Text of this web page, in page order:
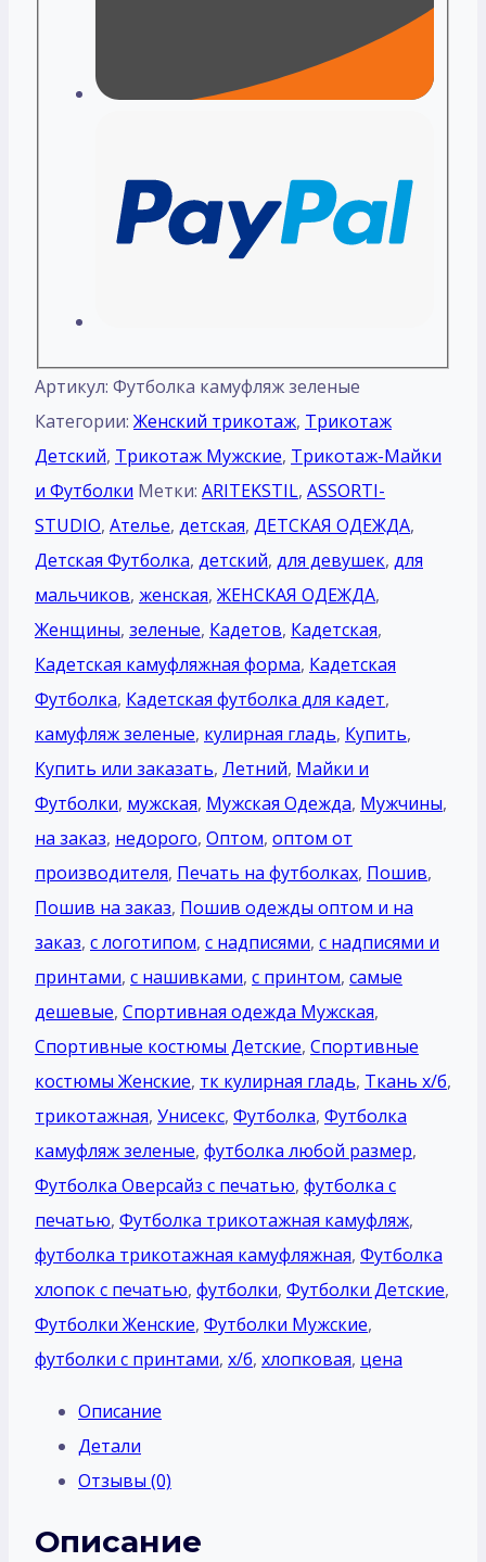
Артикул: Футболка камуфляж зеленые
Категории: Женский трикотаж, Трикотаж
Детский, Трикотаж Мужские, Трикотаж-Майки
и Футболки Метки: ARITEKSTIL, ASSORTI-
STUDIO, Ателье, детская, ДЕТСКАЯ ОДЕЖДА,
Детская Футболка, детский, для девушек, для
мальчиков, женская, ЖЕНСКАЯ ОДЕЖДА,
Женщины, зеленые, Кадетов, Кадетская,
Кадетская камуфляжная форма, Кадетская
Футболка, Кадетская футболка для кадет,
камуфляж зеленые, кулирная гладь, Купить,
Купить или заказать, Летний, Майки и
Футболки, мужская, Мужская Одежда, Мужчины,
на заказ, недорого, Оптом, оптом от
производителя, Печать на футболках, Пошив,
Пошив на заказ, Пошив одежды оптом и на
заказ, с логотипом, с надписями, с надписями и
принтами, с нашивками, с принтом, самые
дешевые, Спортивная одежда Мужская,
Спортивные костюмы Детские, Спортивные
костюмы Женские, тк кулирная гладь, Ткань х/б,
трикотажная, Унисекс, Футболка, Футболка
камуфляж зеленые, футболка любой размер,
Футболка Оверсайз с печатью, футболка с
печатью, Футболка трикотажная камуфляж,
футболка трикотажная камуфляжная, Футболка
хлопок с печатью, футболки, Футболки Детские,
Футболки Женские, Футболки Мужские,
футболки с принтами, х/б, хлопковая, цена
Описание
Детали
Отзывы (0)
Описание